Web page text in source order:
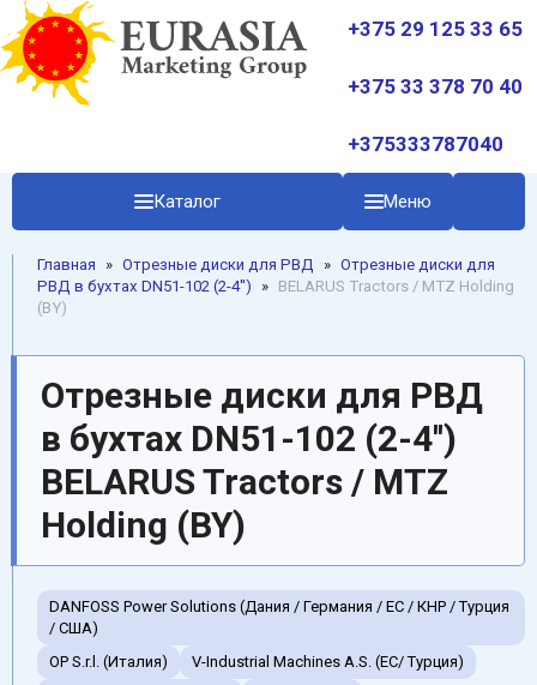
+375 29 125 33 65
+375 33 378 70 40
+375333787040
Каталог Меню
Главная » Отрезные диски для РВД » Отрезные диски для
РВД в бухтах DN51-102 (2-4'')
» BELARUS Tractors / MTZ Holding
(BY)
Отрезные диски для РВД
в бухтах DN51-102 (2-4'')
BELARUS Tractors / MTZ
Holding (BY)
DANFOSS Power Solutions (Дания / Германия / EC / КНР / Турция
/ США)
OP S.r.l. (Италия)
V-Industrial Machines A.S. (EC/ Турция)